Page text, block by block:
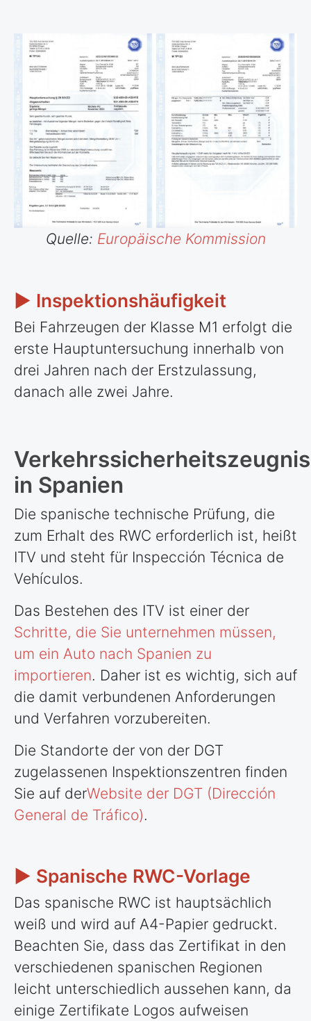
Quelle: Europäische Kommission
► Inspektionshäufigkeit
Bei Fahrzeugen der Klasse M1 erfolgt die
erste Hauptuntersuchung innerhalb von
drei Jahren nach der Erstzulassung,
danach alle zwei Jahre.
Verkehrssicherheitszeugnis
in Spanien
Die spanische technische Prüfung, die
zum Erhalt des RWC erforderlich ist, heißt
ITV und steht für Inspección Técnica de
Vehículos.
Das Bestehen des ITV ist einer der
Schritte, die Sie unternehmen müssen,
um ein Auto nach Spanien zu
importieren. Daher ist es wichtig, sich auf
die damit verbundenen Anforderungen
und Verfahren vorzubereiten.
Die Standorte der von der DGT
zugelassenen Inspektionszentren finden
Sie auf derWebsite der DGT (Dirección
General de Tráfico).
► Spanische RWC-Vorlage
Das spanische RWC ist hauptsächlich
weiß und wird auf A4-Papier gedruckt.
Beachten Sie, dass das Zertifikat in den
verschiedenen spanischen Regionen
leicht unterschiedlich aussehen kann, da
einige Zertifikate Logos aufweisen